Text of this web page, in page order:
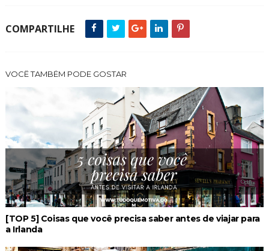
COMPARTILHE
VOCÊ TAMBÉM PODE GOSTAR
[TOP 5] Coisas que você precisa saber antes de viajar para
a Irlanda